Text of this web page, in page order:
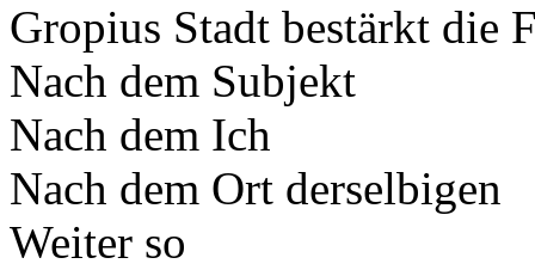
Gropius Stadt bestärkt die
Nach dem Subjekt
Nach dem Ich
Nach dem Ort derselbigen
Weiter so